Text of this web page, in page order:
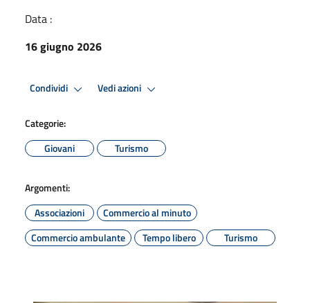
Data :
16 giugno 2026
Condividi Vedi azioni
Categorie:
Giovani
Turismo
Argomenti:
Associazioni
Commercio al minuto
Commercio ambulante
Tempo libero Turismo